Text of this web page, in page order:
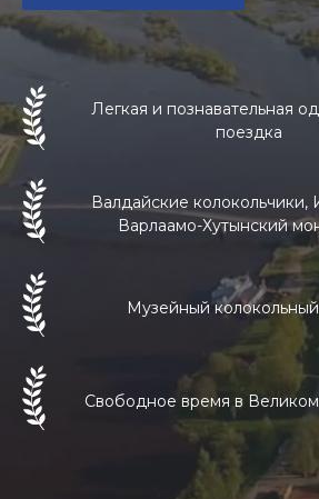
Легкая и познавательная
поездка
Валдайские колокольчики,
Варлаамо-Хутынский
Музейный
Свободное время в